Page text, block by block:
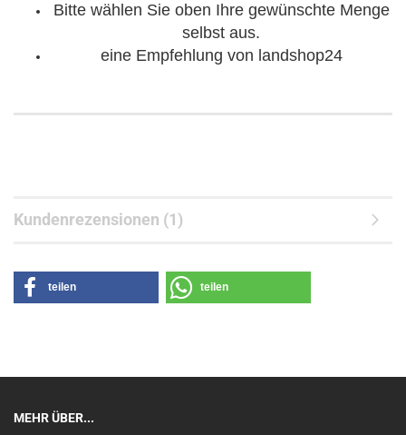
Bitte wählen Sie oben Ihre gewünschte Menge
selbst aus.
eine Empfehlung von landshop24
Kundenrezensionen (1)
teilen teilen
MEHR ÜBER...